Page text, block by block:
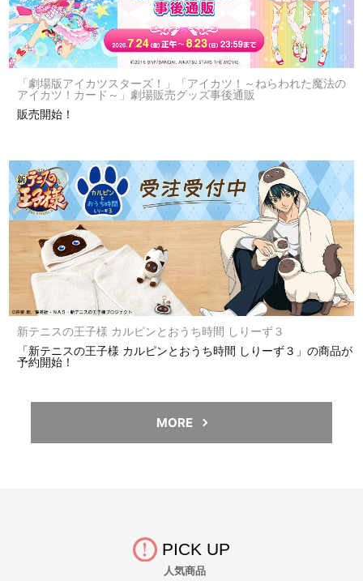
「劇場版アイカツスターズ！」「アイカツ！～ねらわれた魔法の
アイカツ！カード～」劇場販売グッズ事後通販
販売開始！
新テニスの王子様 カルピンとおうち時間 しりーず３
「新テニスの王子様 カルピンとおうち時間 しりーず３」の商品が
予約開始！
MORE
PICK UP
人気商品